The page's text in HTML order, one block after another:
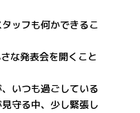
ッフも何かできるこ
な発表会を開くこと
いつも過ごしている
守る中、少し緊張し